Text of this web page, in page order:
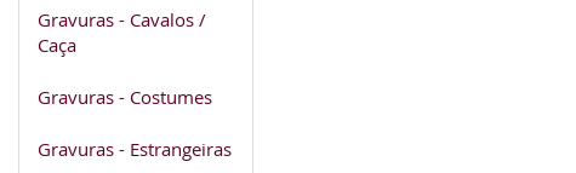
Gravuras - Cavalos /
Caça
Gravuras - Costumes
Gravuras - Estrangeiras